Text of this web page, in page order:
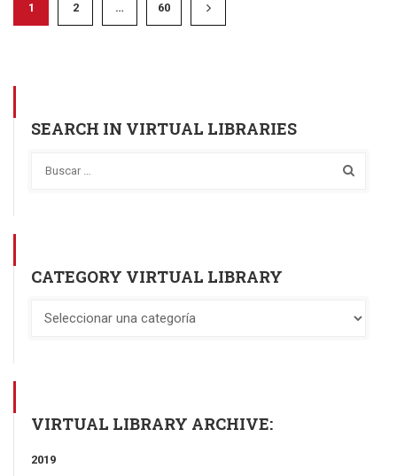
1 2 … 60
SEARCH IN VIRTUAL LIBRARIES
CATEGORY VIRTUAL LIBRARY
VIRTUAL LIBRARY ARCHIVE:
2019